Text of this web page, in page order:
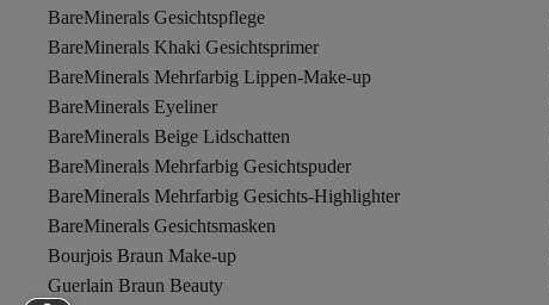
BareMinerals Gesichtspflege
BareMinerals Khaki Gesichtsprimer
BareMinerals Mehrfarbig Lippen-Make-up
BareMinerals Eyeliner
BareMinerals Beige Lidschatten
BareMinerals Mehrfarbig Gesichtspuder
BareMinerals Mehrfarbig Gesichts-Highlighter
BareMinerals Gesichtsmasken
Bourjois Braun Make-up
Guerlain Braun Beauty